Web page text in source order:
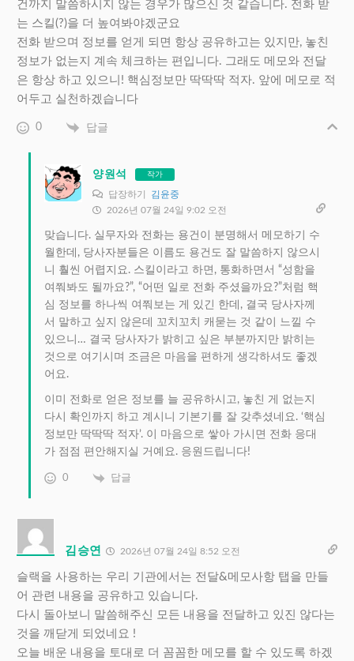
건까지 말씀하시지 않는 경우가 많으신 것 같습니다. 전화 받
는 스킬(?)을 더 높여봐야겠군요
전화 받으며 정보를 얻게 되면 항상 공유하고는 있지만, 놓친
정보가 없는지 계속 체크하는 편입니다. 그래도 메모와 전달
은 항상 하고 있으니! 핵심정보만 딱딱딱 적자. 앞에 메모로 적
어두고 실천하겠습니다
0 답글
양원석 작가
답장하기 김윤중
2026년 07월 24일 9:02 오전
맞습니다. 실무자와 전화는 용건이 분명해서 메모하기 수
월한데, 당사자분들은 이름도 용건도 잘 말씀하지 않으시
니 훨씬 어렵지요. 스킬이라고 하면, 통화하면서 “성함을
여쭤봐도 될까요?”, “어떤 일로 전화 주셨을까요?”처럼 핵
심 정보를 하나씩 여쭤보는 게 있긴 한데, 결국 당사자께
서 말하고 싶지 않은데 꼬치꼬치 캐묻는 것 같이 느낄 수
있으니… 결국 당사자가 밝히고 싶은 부분까지만 밝히는
것으로 여기시며 조금은 마음을 편하게 생각하셔도 좋겠
어요.
이미 전화로 얻은 정보를 늘 공유하시고, 놓친 게 없는지
다시 확인까지 하고 계시니 기본기를 잘 갖추셨네요. ‘핵심
정보만 딱딱딱 적자’. 이 마음으로 쌓아 가시면 전화 응대
가 점점 편안해지실 거예요. 응원드립니다!
0 답글
김승연 2026년 07월 24일 8:52 오전
슬랙을 사용하는 우리 기관에서는 전달&메모사항 탭을 만들
어 관련 내용을 공유하고 있습니다.
다시 돌아보니 말씀해주신 모든 내용을 전달하고 있진 않다는
것을 깨닫게 되었네요 !
오늘 배운 내용을 토대로 더 꼼꼼한 메모를 할 수 있도록 하겠